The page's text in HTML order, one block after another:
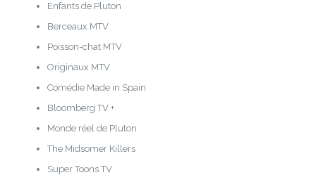
Enfants de Pluton
Berceaux MTV
Poisson-chat MTV
Originaux MTV
Comédie Made in Spain
Bloomberg TV +
Monde réel de Pluton
The Midsomer Killers
Super Toons TV